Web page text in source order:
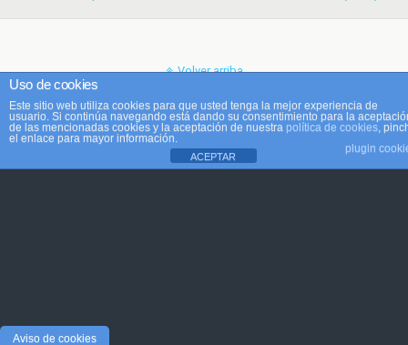
Volver arriba
Móvil Escritorio
Uso de cookies
Este sitio web utiliza cookies para que usted tenga la mejor experiencia de
usuario. Si continúa navegando está dando su consentimiento para la
de las mencionadas cookies y la aceptación de nuestra política de cookies ,
el enlace para mayor información.
plugin
ACEPTAR
Aviso de cookies